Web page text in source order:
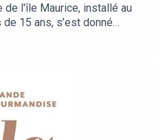
de l'île Maurice, installé au
15 ans, s’est donné
découvrir des aliments
et aux influences